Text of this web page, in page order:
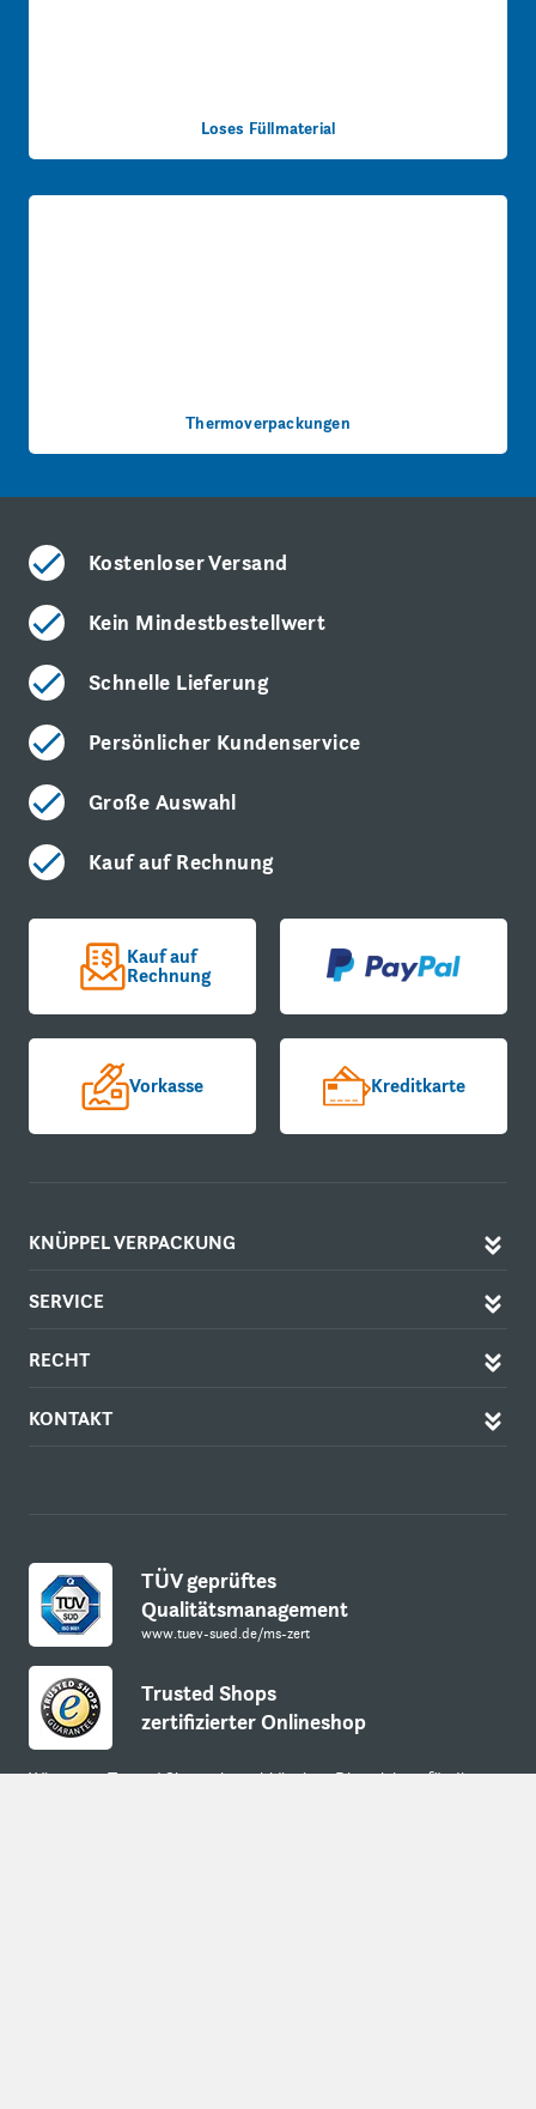
Loses Füllmaterial
Thermoverpackungen
Kostenloser Versand
Kein Mindestbestellwert
Schnelle Lieferung
Persönlicher Kundenservice
Große Auswahl
Kauf auf Rechnung
Kauf auf
Rechnung
Vorkasse Kreditkarte
KNÜPPEL VERPACKUNG
SERVICE
RECHT
KONTAKT
TÜV geprüftes
Qualitätsmanagement
www.tuev-sued.de/ms-zert
Trusted Shops
zertifizierter Onlineshop
Wir nutzen Trusted Shops als unabhängigen Dienstleister für die